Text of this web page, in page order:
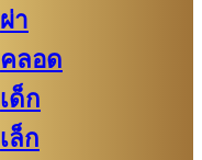
ผ่า
คลอด
เด็ก
เล็ก